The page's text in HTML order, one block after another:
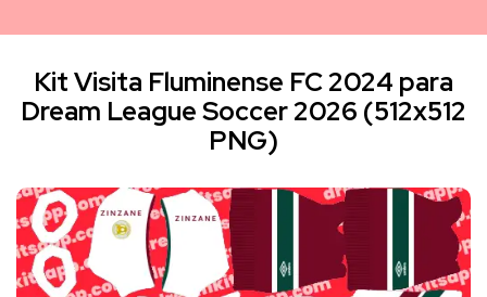
Kit Visita Fluminense FC 2024 para
Dream League Soccer 2026 (512x512
PNG)